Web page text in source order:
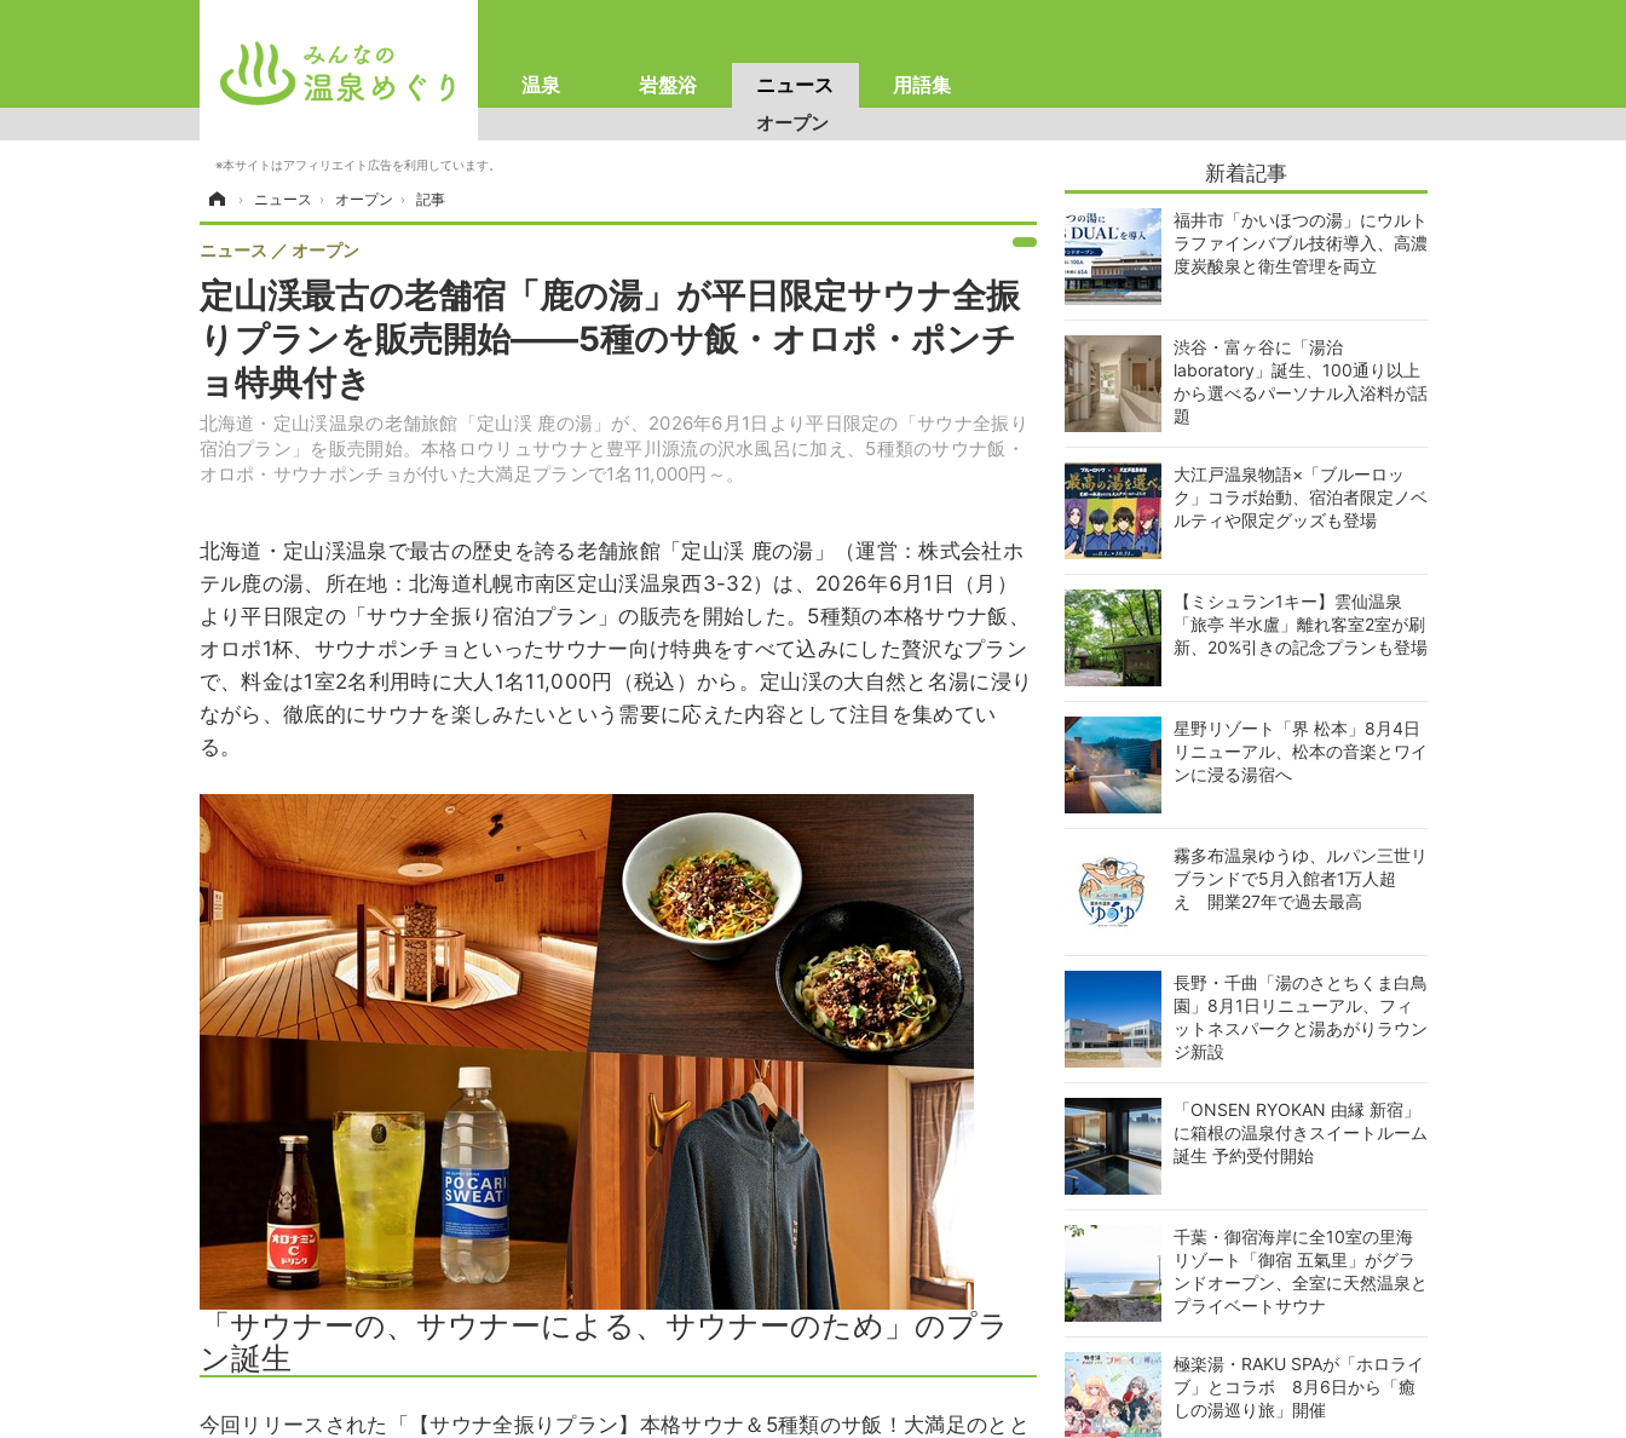
温泉 岩盤浴 ニュース
オープン
用語集
※本サイトはアフィリエイト広告を利用しています。
› ニュース › オープン › 記事
定山渓最古の老舗宿「鹿の湯」が平日限定サウナ全振
りプランを販売開始――5種のサ飯・オロポ・ポンチ
ョ特典付き
北海道・定山渓温泉の老舗旅館「定山渓 鹿の湯」が、2026年6月1日より平日限定の「サウナ全振り
宿泊プラン」を販売開始。本格ロウリュサウナと豊平川源流の沢水風呂に加え、5種類のサウナ飯・
オロポ・サウナポンチョが付いた大満足プランで1名11,000円～。
ニュース オープン
北海道・定山渓温泉で最古の歴史を誇る老舗旅館「定山渓 鹿の湯」（運営：株式会社ホ
テル鹿の湯、所在地：北海道札幌市南区定山渓温泉西3-32）は、2026年6月1日（月）
より平日限定の「サウナ全振り宿泊プラン」の販売を開始した。5種類の本格サウナ飯、
オロポ1杯、サウナポンチョといったサウナー向け特典をすべて込みにした贅沢なプラン
で、料金は1室2名利用時に大人1名11,000円（税込）から。定山渓の大自然と名湯に浸り
ながら、徹底的にサウナを楽しみたいという需要に応えた内容として注目を集めてい
る。
「サウナーの、サウナーによる、サウナーのため」のプラ
ン誕生
今回リリースされた「【サウナ全振りプラン】本格サウナ＆5種類のサ飯！大満足のとと
新着記事
福井市「かいほつの湯」にウルト
ラファインバブル技術導入、高濃
度炭酸泉と衛生管理を両立
渋谷・富ヶ谷に「湯治
laboratory」誕生、100通り以上
から選べるパーソナル入浴料が話
題
大江戸温泉物語×「ブルーロッ
ク」コラボ始動、宿泊者限定ノベ
ルティや限定グッズも登場
【ミシュラン1キー】雲仙温泉
「旅亭 半水盧」離れ客室2室が刷
新、20%引きの記念プランも登場
星野リゾート「界 松本」8月4日
リニューアル、松本の音楽とワイ
ンに浸る湯宿へ
霧多布温泉ゆうゆ、ルパン三世リ
ブランドで5月入館者1万人超
え 開業27年で過去最高
長野・千曲「湯のさとちくま白鳥
園」8月1日リニューアル、フィ
ットネスパークと湯あがりラウン
ジ新設
「ONSEN RYOKAN 由縁 新宿」
に箱根の温泉付きスイートルーム
誕生 予約受付開始
千葉・御宿海岸に全10室の里海
リゾート「御宿 五氣里」がグラ
ンドオープン、全室に天然温泉と
プライベートサウナ
極楽湯・RAKU SPAが「ホロライ
ブ」とコラボ 8月6日から「癒
しの湯巡り旅」開催